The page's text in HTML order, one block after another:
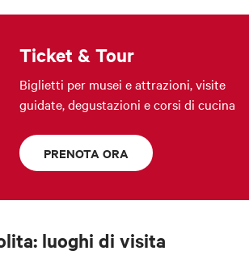
Ticket & Tour
Biglietti per musei e attrazioni, visite
guidate, degustazioni e corsi di cucina
PRENOTA ORA
luoghi di visita